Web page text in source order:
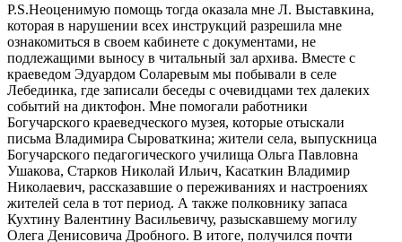
P.S.Неоценимую помощь тогда оказала мне Л. Выставкина,
которая в нарушении всех инструкций разрешила мне
ознакомиться в своем кабинете с документами, не
подлежащими выносу в читальный зал архива. Вместе с
краеведом Эдуардом Соларевым мы побывали в селе
Лебединка, где записали беседы с очевидцами тех далеких
событий на диктофон. Мне помогали работники
Богучарского краеведческого музея, которые отыскали
письма Владимира Сыроваткина; жители села, выпускница
Богучарского педагогического училища Ольга Павловна
Ушакова, Старков Николай Ильич, Касаткин Владимир
Николаевич, рассказавшие о переживаниях и настроениях
жителей села в тот период. А также полковнику запаса
Кухтину Валентину Васильевичу, разыскавшему могилу
Олега Денисовича Дробного. В итоге, получился почти